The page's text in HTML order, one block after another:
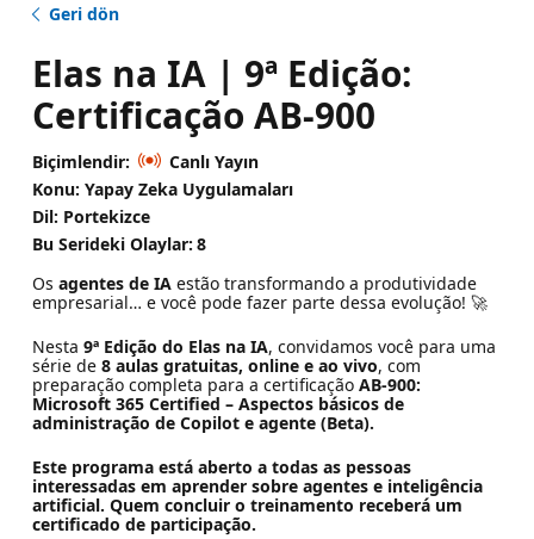
Geri dön
Elas na IA | 9ª Edição:
Certificação AB-900
Biçimlendir:
Canlı Yayın
Konu: Yapay Zeka Uygulamaları
Dil: Portekizce
Bu Serideki Olaylar: 8
Os agentes de IAestão transformando a produtividade
empresarial… e você pode fazer parte dessa evolução! 🚀
Nesta 9ª Edição do Elas na IA, convidamos você para uma
série de 8 aulas gratuitas, online e ao vivo, com
preparação completa para a certificação AB-900:
Microsoft 365 Certified – Aspectos básicos de
administração de Copilot e agente (Beta).
Este programa está aberto a todas as pessoas
interessadas em aprender sobre agentes e inteligência
artificial. Quem concluir o treinamento receberá um
certificado de participação.